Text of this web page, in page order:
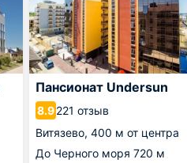
Пансионат Undersun
8.9221 отзыв
Витязево, 400 м от центра
До Черного моря 720 м